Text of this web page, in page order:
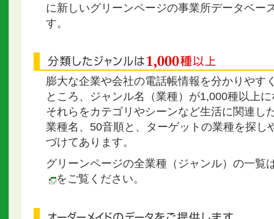
に新しいグリーンページの事業所データベー
す。
膨大な企業や会社の電話帳情報を分かりやす
ところ、ジャンル名（業種）が1,000種以上
それらをカテゴリやシーンなど生活に関連し
業種名、50音順と、ターゲットの業種を探し
づけてあります。
グリーンページの全業種（ジャンル）の一覧
をご覧ください。